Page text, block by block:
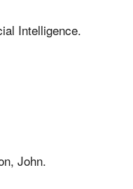
Intelligence.
John.